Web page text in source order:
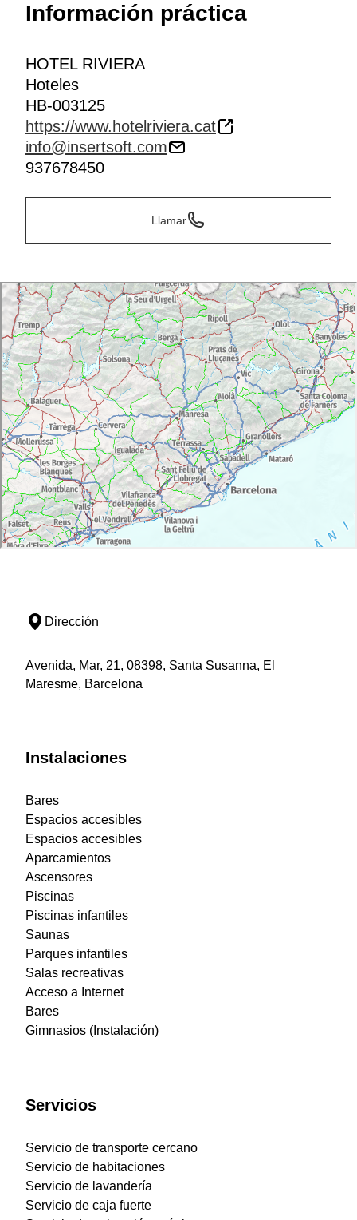
Información práctica
HOTEL RIVIERA
Hoteles
HB-003125
https://www.hotelriviera.cat
info@insertsoft.com
937678450
Llamar
Dirección
Avenida, Mar, 21, 08398, Santa Susanna, El
Maresme, Barcelona
Instalaciones
Bares
Espacios accesibles
Espacios accesibles
Aparcamientos
Ascensores
Piscinas
Piscinas infantiles
Saunas
Parques infantiles
Salas recreativas
Acceso a Internet
Bares
Gimnasios (Instalación)
Servicios
Servicio de transporte cercano
Servicio de habitaciones
Servicio de lavandería
Servicio de caja fuerte